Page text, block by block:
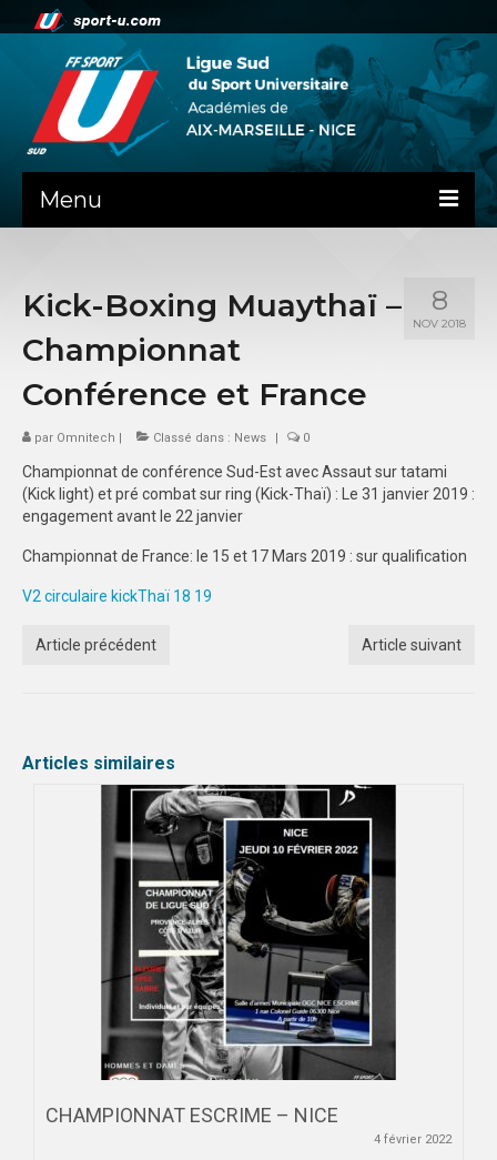
Menu
PRÉSENTATION
ADMINISTRATIF
DOCUMENTS RENTREE AS
GUIDE SPORTIF
COMMISSIONS
SPORTS CO – AIX-MARSEILLE
SPORTS IND
COMPETITIONS
Qualification exceptionnelle
FORMATION
COMMUNICATION
MAG DU SPORT-U
PHOTOTHÈQUE
AIX-MARSEILLE
8
NOV 2018
Kick-Boxing Muaythaï –
Championnat
Conférence et France
par Omnitech | Classé dans : News | 0
Championnat de conférence Sud-Est avec Assaut sur tatami
(Kick light) et pré combat sur ring (Kick-Thaï) : Le 31 janvier 2019 :
engagement avant le 22 janvier
Championnat de France: le 15 et 17 Mars 2019 : sur qualification
V2 circulaire kickThaï 18 19
Article précédent Article suivant
Articles similaires
CHAMPIONNAT ESCRIME – NICE
4 février 2022